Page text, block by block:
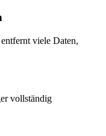
viele Daten,
vollständig